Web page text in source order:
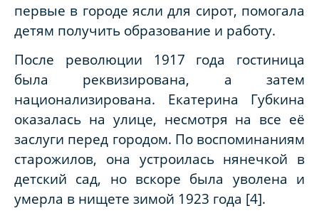
первые в городе ясли для сирот, помогала
детям получить образование и работу.
После революции 1917 года гостиница
была реквизирована, а затем
национализирована. Екатерина Губкина
оказалась на улице, несмотря на все её
заслуги перед городом. По воспоминаниям
старожилов, она устроилась нянечкой в
детский сад, но вскоре была уволена и
умерла в нищете зимой 1923 года [4].